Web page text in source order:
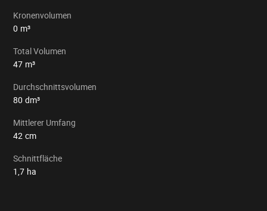
Kronenvolumen
0 m³
Total Volumen
47 m³
Durchschnittsvolumen
80 dm³
Mittlerer Umfang
42 cm
Schnittfläche
1,7 ha